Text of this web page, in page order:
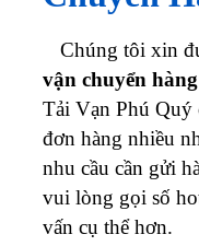
Chúng tôi xin
vận chuyển
Tải Vạn Phú Quý
đơn hàng nhiều
nhu cầu cần gửi
vui lòng gọi số
vấn cụ thể hơn.